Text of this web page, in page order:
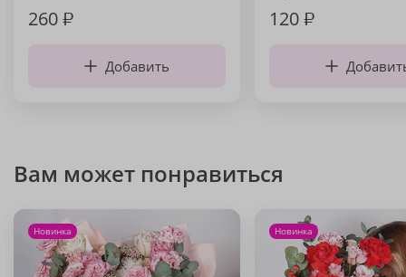
260₽
Добавить
120₽
Вам может понравиться
Новинка Новинка